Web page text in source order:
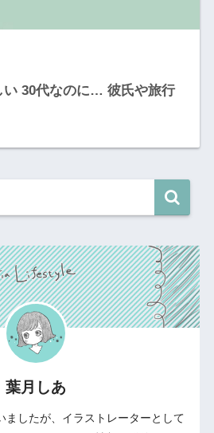
い 30代なのに… 彼氏や旅行
葉月しあ
ましたが、イラストレーターとして